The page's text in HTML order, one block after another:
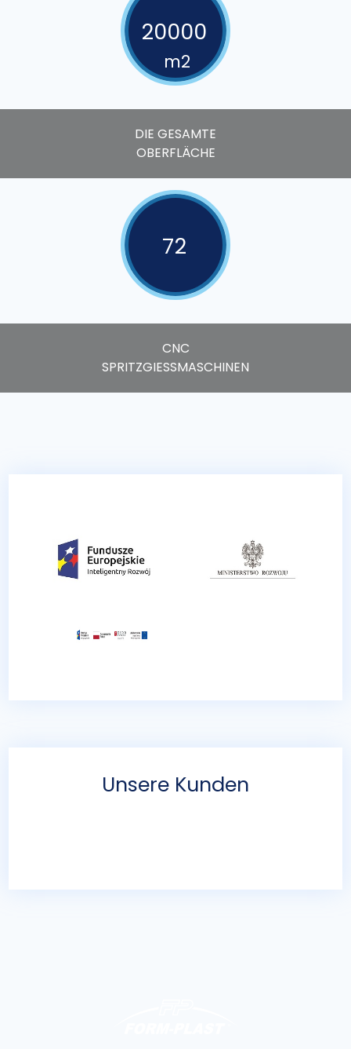
20000
DIE GESAMTE
OBERFLÄCHE
72
CNC
SPRITZGIESSMASCHINEN
Unsere Kunden